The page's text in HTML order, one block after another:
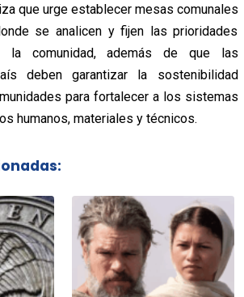
que urge establecer mesas comunales
se analicen y fijen las prioridades
la comunidad, además de que las
deben garantizar la sostenibilidad
para fortalecer a los sistemas
humanos, materiales y técnicos.